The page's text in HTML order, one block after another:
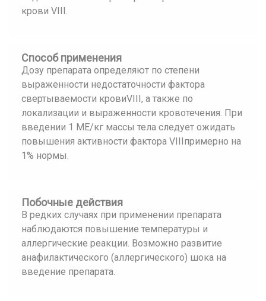
крови VIII.
Способ применения
Дозу препарата определяют по степени
выраженности недостаточности фактора
свертываемости кровиVIII, а также по
локализации и выраженности кровотечения. При
введении 1 МЕ/кг массы тела следует ожидать
повышения активности фактора VIIIпримерно на
1% нормы.
Побочные действия
В редких случаях при применении препарата
наблюдаются повышение температуры и
аллергические реакции. Возможно развитие
анафилактического (аллергического) шока на
введение препарата.